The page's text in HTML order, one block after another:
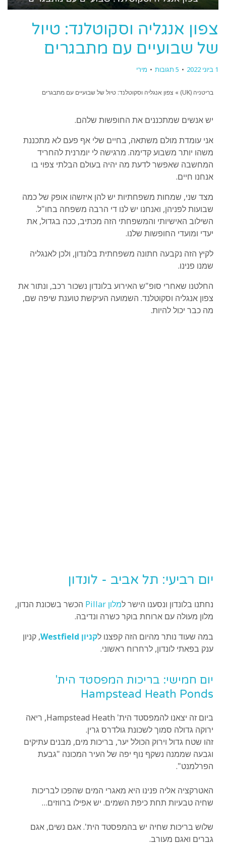
צפון אנגליה וסקוטלנד: טיול
של שבועיים עם מתבגרים
1 ביוני 2022 5 תגובות מירי
בריטניה ‏(UK) » צפון אנגליה וסקוטלנד: טיול של שבועיים עם מתבגרים
יש אנשים שמתכננים את החופשות שלהם.
אני עומדת מולם משתאה, בחיים שלי אף פעם לא מתכננת
משהו יותר משבוע קדימה. מרגישה לי יומרנית להחריד
המחשבה שאפשר לדעת מה יהיה בעולם הבלתי צפוי בו
אנחנו חיים.
מצד שני, שמחות משפחתיות יש להן איזשהו אופק של כמה
שבועות לפניהן, ואנחנו יש לנו די הרבה משפחה בחו"ל.
השילוב האישיותי והמשפחתי הזה מכתיב, ככה בגדול, את
יעדי ומועדי החופשות שלנו.
לקיץ הזה נקבעה חתונה משפחתית בלונדון, ולכן לאנגליה
שמנו פנינו.
החלטנו שאחרי סופ"ש האירוע בלונדון נשכור רכב, ונתור את
צפון אנגליה וסקוטלנד. השמועה העיקשת טוענת שיפה שם,
מה כבר יכול להיות.
יום רביעי: תל אביב - לונדון
נחתנו בלונדון ונסענו הישר למלון Pillar
הכשר בשכונת הנדון,
מלון מעולה עם ארוחת בוקר כשרה ונדיבה.
במה שעוד נותר מהיום הזה קפצנו לקניון Westfield
, קניון
ענק בפאתי לונדון, לרחרוח ראשוני.
יום חמישי: בריכות המפסטד הית'
Hampstead Heath Ponds
ביום זה יצאנו להמפסטד הית' Hampstead Heath, ריאה
ירוקה גדולה סמוך לשכונת גולדרס גרין.
זהו שטח גדול וירוק הכולל יער, בריכות מים, מבנים עתיקים
וגבעה שממנה נשקף נוף יפה של העיר המכונה "גבעת
הפרלמנט".
האטרקציה אליה פנינו היא מאגרי המים שהפכו לבריכות
שחיה טבעיות תחת כיפת השמים. יש אפילו ברווזים…
שלוש בריכות שחיה יש בהמפסטד הית'. אגם נשים, אגם
גברים ואגם מעורב.